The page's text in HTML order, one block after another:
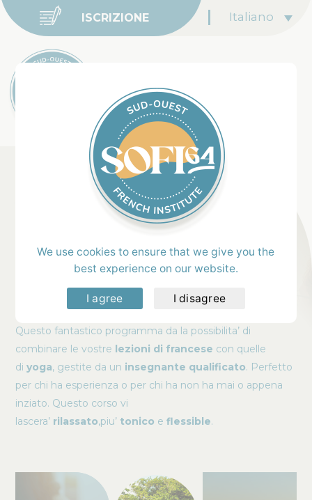
ISCRIZIONE Italiano
Corsi & Prezzi
Francese & Yoga
Questo fantastico programma da la possibilita’ di
combinare le vostre lezioni di francese con quelle
diyoga, gestite da un insegnante qualificato. Perfetto
per chi ha esperienza o per chi ha non ha mai o appena
inziato. Questo corso vi
lascera’ rilassato,piu’ tonico eflessible.
We use cookies to ensure that we give you the
best experience on our website.
I agree I disagree